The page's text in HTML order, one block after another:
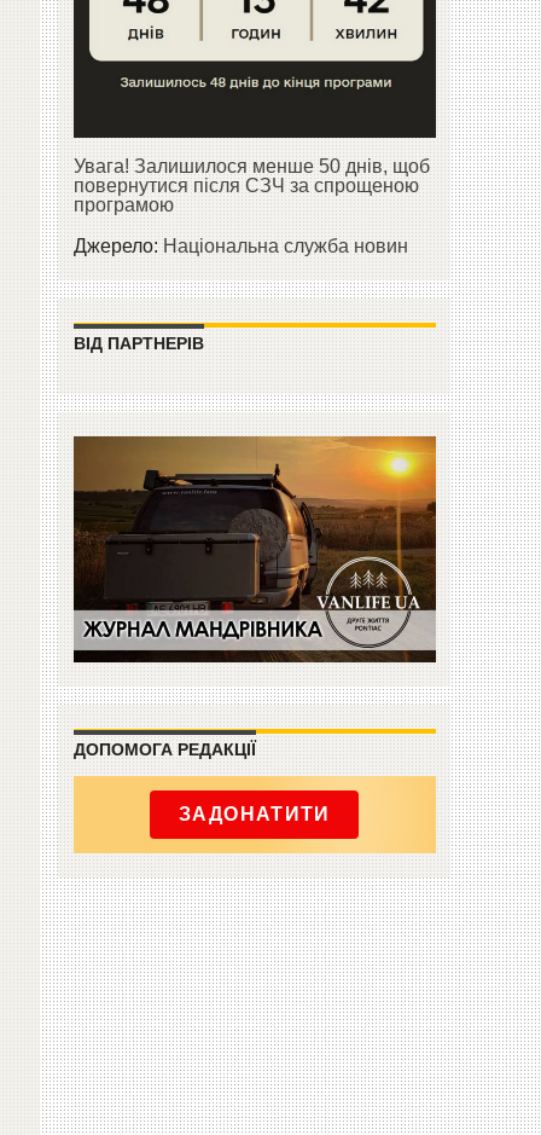
Увага! Залишилося менше 50 днів, щоб
повернутися після СЗЧ за спрощеною
програмою
Джерело:Національна служба новин
ВІД ПАРТНЕРІВ
ДОПОМОГА РЕДАКЦІЇ
ЗАДОНАТИТИ